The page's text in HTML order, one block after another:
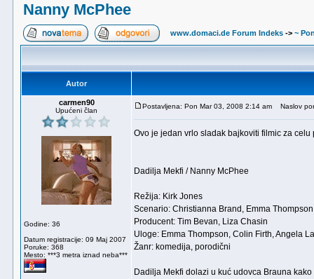
Nanny McPhee
www.domaci.de Forum Indeks -> ~
Autor
carmen90
Upućeni član
Godine: 36
Datum registracije: 09 Maj 2007
Poruke: 368
Mesto: ***3 metra iznad neba***
Postavljena: Pon Mar 03, 2008 2:14 am Naslov
Ovo je jedan vrlo sladak bajkoviti filmic za
Dadilja Mekfi / Nanny McPhee
Režija: Kirk Jones
Scenario: Christianna Brand, Emma Thompson
Producent: Tim Bevan, Liza Chasin
Uloge: Emma Thompson, Colin Firth, Angela
Žanr: komedija, porodični
Dadilja Mekfi dolazi u kuć udovca Brauna